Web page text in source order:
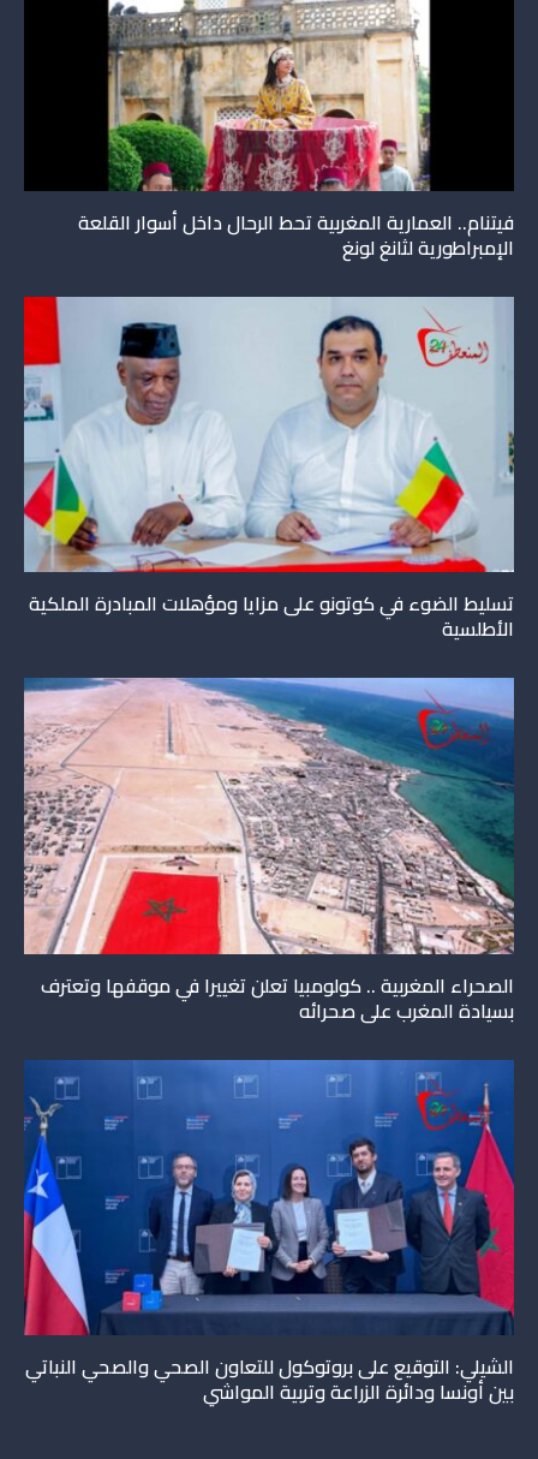
فيتنام.. العمارية المغربية تحط الرحال داخل أسوار القلعة
الإمبراطورية لثانغ لونغ
تسليط الضوء في كوتونو على مزايا ومؤهلات المبادرة الملكية
الأطلسية
الصحراء المغربية .. كولومبيا تعلن تغييرا في موقفها وتعترف
بسيادة المغرب على صحرائه
الشيلي: التوقيع على بروتوكول للتعاون الصحي والصحي النباتي
بين أونسا ودائرة الزراعة وتربية المواشي